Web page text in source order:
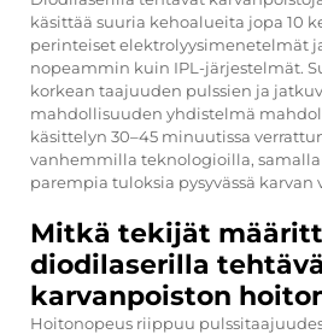
käsittää suuria kehoalueita jopa 10
perinteiset elektrolyysimenetelmät
nopeammin kuin IPL-järjestelmät.
korkean taajuuden pulssien ja
mahdollisuuden yhdistelmä
käsittelyn 30–45 minuutissa
vanhemmilla teknologioilla,
parempia tuloksia pysyvässä karvan
Mitkä tekijät
diodilaserilla
karvanpoiston
Hoitonopeus riippuu